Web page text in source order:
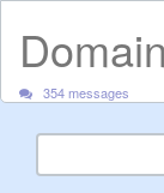
354 messages